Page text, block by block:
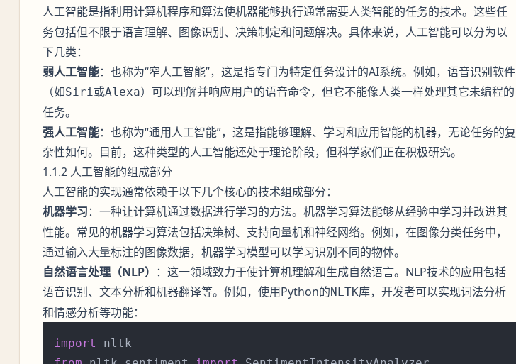
人工智能是指利用计算机程序和算法使机器能够执行通常需要人类智能的任务的技术。这些任
务包括但不限于语言理解、图像识别、决策制定和问题解决。具体来说，人工智能可以分为以
下几类：
弱人工智能：也称为“窄人工智能”，这是指专门为特定任务设计的AI系统。例如，语音识别软件
（如Siri或Alexa）可以理解并响应用户的语音命令，但它不能像人类一样处理其它未编程的
任务。
强人工智能：也称为“通用人工智能”，这是指能够理解、学习和应用智能的机器，无论任务的复
杂性如何。目前，这种类型的人工智能还处于理论阶段，但科学家们正在积极研究。
1.1.2 人工智能的组成部分
人工智能的实现通常依赖于以下几个核心的技术组成部分：
机器学习：一种让计算机通过数据进行学习的方法。 机器学习算法能够从经验中学习并改进其
性能。常见的机器学习算法包括决策树、支持向量机和神经网络。例如，在图像分类任务中，
通过输入大量标注的图像数据，机器学习模型可以学习识别不同的物体。
自然语言处理（NLP） ：这一领域致力于使计算机理解和生成自然语言。NLP技术的应用包括
语音识别、文本分析和机器翻译等。例如，使用Python的NLTK库，开发者可以实现词法分析
和情感分析等功能：
import